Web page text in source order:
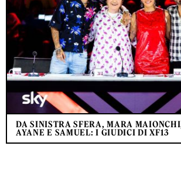
DA SINISTRA SFERA, MARA
AYANE E SAMUEL: I GIUDICI DI XF13